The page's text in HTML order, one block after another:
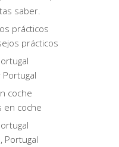
prácticos
coche